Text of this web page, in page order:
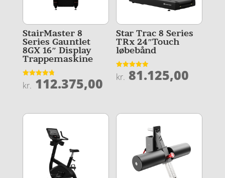
StairMaster 8
Series Gauntlet
8GX 16″ Display
Trappemaskine
Vurderet
4.8
kr. 112.375,00
Star Trac 8 Series
TRx 24″Touch
løbebånd
Vurderet
4.9
kr. 81.125,00